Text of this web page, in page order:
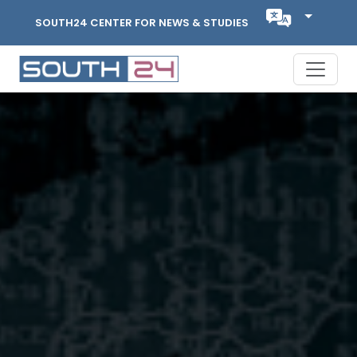
SOUTH24 CENTER FOR NEWS & STUDIES